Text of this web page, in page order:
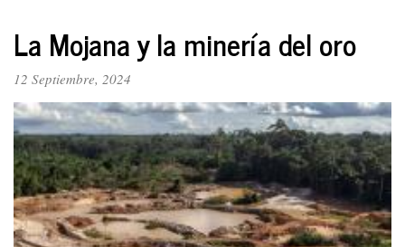
SGP.
Restituir
derechos,
reto
del
acuerdo
nacional
y
la
movilización
social
La Mojana y la minería del oro
12 Septiembre, 2024